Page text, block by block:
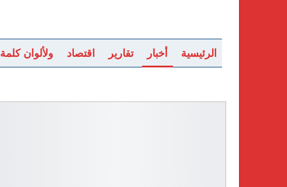
الرئيسية أخبار تقارير اقتصاد ولألوان كلمة